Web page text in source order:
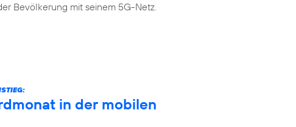
Bevölkerung mit seinem 5G-Netz.
in der mobilen